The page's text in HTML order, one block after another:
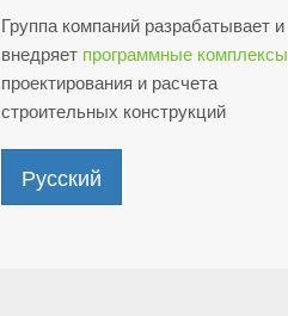
Группа компаний разрабатывает и
внедряет программные комплексы
проектирования и расчета
строительных конструкций
Русский